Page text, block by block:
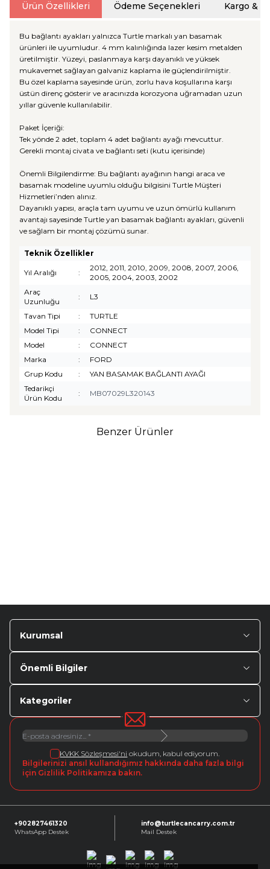
Ürün Özellikleri Ödeme Seçenekleri Kargo &
Bu bağlantı ayakları yalnızca Turtle markalı yan basamak
ürünleri ile uyumludur. 4 mm kalınlığında lazer kesim metalden
üretilmiştir. Yüzeyi, paslanmaya karşı dayanıklı ve yüksek
mukavemet sağlayan galvaniz kaplama ile güçlendirilmiştir.
Bu özel kaplama sayesinde ürün, zorlu hava koşullarına karşı
üstün direnç gösterir ve aracınızda korozyona uğramadan uzun
yıllar güvenle kullanılabilir.
Paket İçeriği:
Tek yönde 2 adet, toplam 4 adet bağlantı ayağı mevcuttur.
Gerekli montaj civata ve bağlantı seti (kutu içerisinde)
Önemli Bilgilendirme: Bu bağlantı ayağının hangi araca ve
basamak modeline uyumlu olduğu bilgisini Turtle Müşteri
Hizmetleri’nden alınız.
Dayanıklı yapısı, araçla tam uyumu ve uzun ömürlü kullanım
avantajı sayesinde Turtle yan basamak bağlantı ayakları, güvenli
ve sağlam bir montaj çözümü sunar.
Teknik Özellikler
Yıl Aralığı :
2012, 2011, 2010, 2009, 2008, 2007, 2006,
2005, 2004, 2003, 2002
Araç
Uzunluğu
: L3
Tavan Tipi :
TURTLE
Model Tipi
:
CONNECT
Model
:
CONNECT
Marka
:
FORD
Grup Kodu
:
YAN BASAMAK BAĞLANTI AYAĞI
Tedarikçi
Ürün Kodu
: MB07029L320143
Benzer Ürünler
Kurumsal
Önemli Bilgiler
Kategoriler
KVKK Sözleşmesi'ni okudum, kabul ediyorum.
Bilgilerinizi ansıl kullandığımız hakkında daha fazla bilgi
için Gizlilik Politikamıza bakın.
+902827461320
WhatsApp Destek
info@turtlecancarry.com.tr
Mail Destek